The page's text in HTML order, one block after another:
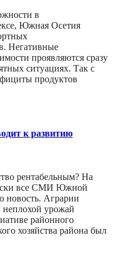
в
Южная Осетия
Негативные
проявляются сразу
ситуациях. Так с
продуктов
к развитию
рентабельным? На
все СМИ Южной
новость. Аграрии
неплохой урожай
районного
хозяйства района был